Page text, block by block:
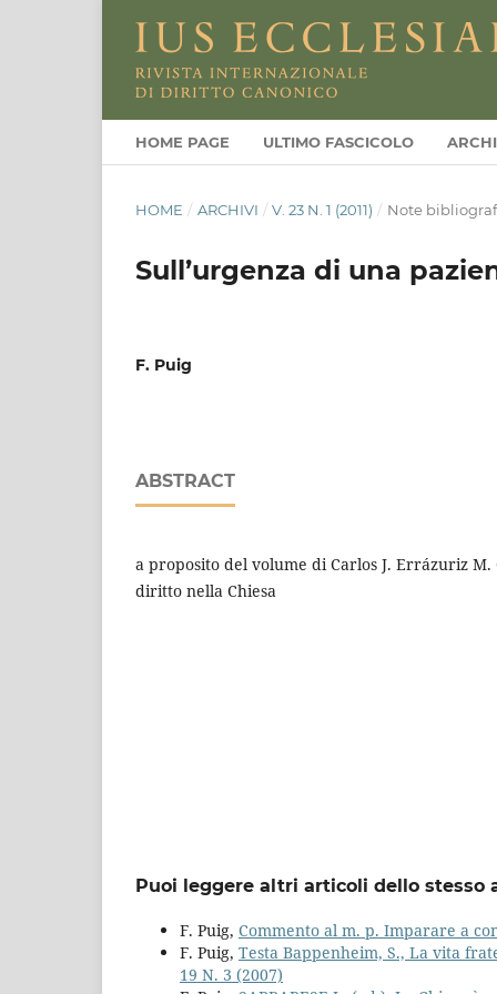
HOME PAGE ULTIMO FASCICOLO
HOME / ARCHIVI / V. 23 N. 1 (2011) / Note
Sull’urgenza di una
F. Puig
ABSTRACT
a proposito del volume di Carlos J. Errázuriz
diritto nella Chiesa
Puoi leggere altri articoli dello stesso
F. Puig, Commento al m. p. Imparare a
F. Puig, Testa Bappenheim, S., La vita
19 N. 3 (2007)